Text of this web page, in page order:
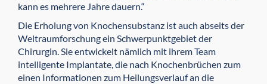
kann es mehrere Jahre dauern.“
Die Erholung von Knochensubstanz ist auch abseits der
Weltraumforschung ein Schwerpunktgebiet der
Chirurgin. Sie entwickelt nämlich mit ihrem Team
intelligente Implantate, die nach Knochenbrüchen zum
einen Infor­mationen zum Heilungsverlauf an die